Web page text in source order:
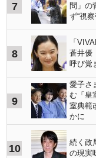
7
問」の
ず“視
8
「
蒼井優
呼び覚
9
愛子さ
む「皇
室典範
かに
10
続く政
の現実